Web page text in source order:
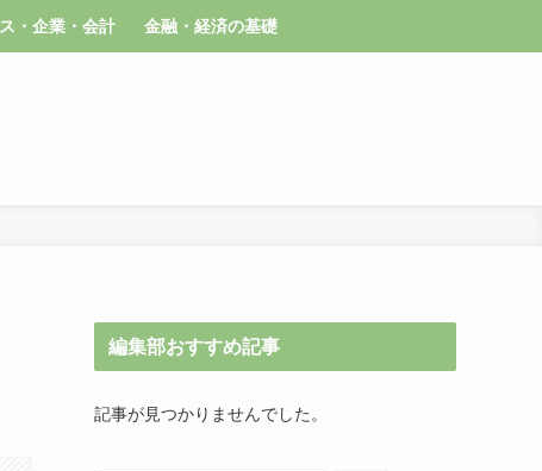
・企業・会計 金融・経済の基礎
編集部おすすめ記事
記事が見つかりませんでした。